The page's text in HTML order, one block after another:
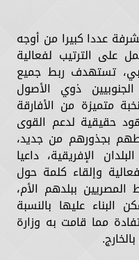
عددا كبيرا من أوجه
على الترتيب لفعالية
تستهدف ربط جميع
الجنوبيين ذوي الأصول
متميزة من الأفارقة
حقيقية لدعم القوى
بجذورهم من جديد،
الإفريقية، داعيا
وإلقاء كلمة حول
المصريين ببلدهم الأم،
عليها بالنسبة
مما قامت به وزارة